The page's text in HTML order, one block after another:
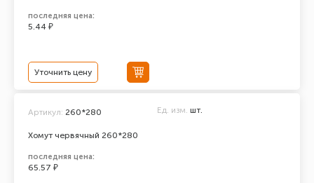
последняя цена:
5.44 ₽
Уточнить цену
Хомут червячный 260*280
Артикул: 260*280 Ед. изм. шт.
последняя цена:
65.57 ₽